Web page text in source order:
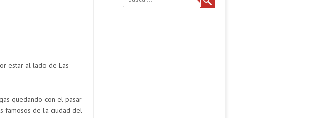
estar al lado de Las
quedando con el pasar
famosos de la ciudad del